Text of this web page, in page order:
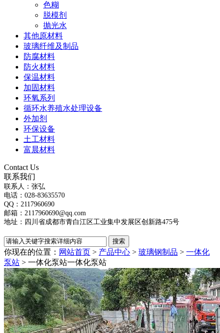
色糊
脱模剂
抛光水
其他原材料
玻璃纤维及制品
防腐材料
防火材料
保温材料
加固材料
环氧系列
循环水养殖水处理设备
外加剂
环保设备
土工材料
富晨材料
Contact Us
联系我们
联系人：张弘
电话：028-83635570
QQ：2117960690
邮箱：2117960690@qq.com
地址：四川省成都市青白江区工业集中发展区创新路475号
你现在的位置： 网站首页 > 产品中心 > 玻璃钢制品 > 一体化
泵站 > 一体化泵站一体化泵站